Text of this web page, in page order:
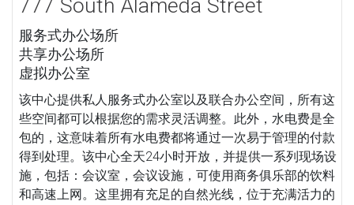
777 South Alameda Street
服务式办公场所
共享办公场所
虚拟办公室
该中心提供私人服务式办公室以及联合办公空间，所有这
些空间都可以根据您的需求灵活调整。此外，水电费是全
包的，这意味着所有水电费都将通过一次易于管理的付款
得到处理。该中心全天24小时开放，并提供一系列现场设
施，包括：会议室，会议设施，可使用商务俱乐部的饮料
和高速上网。这里拥有充足的自然光线，位于充满活力的